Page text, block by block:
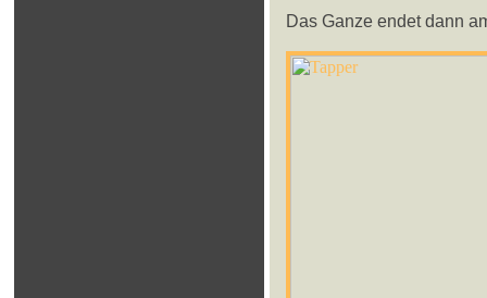
Das Ganze endet dann